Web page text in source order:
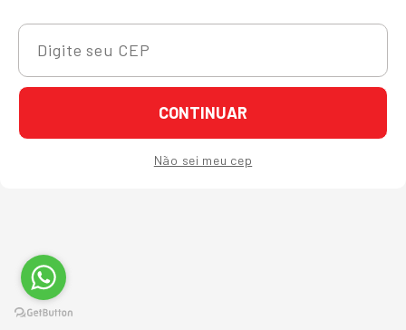
CONTINUAR
Não sei meu cep